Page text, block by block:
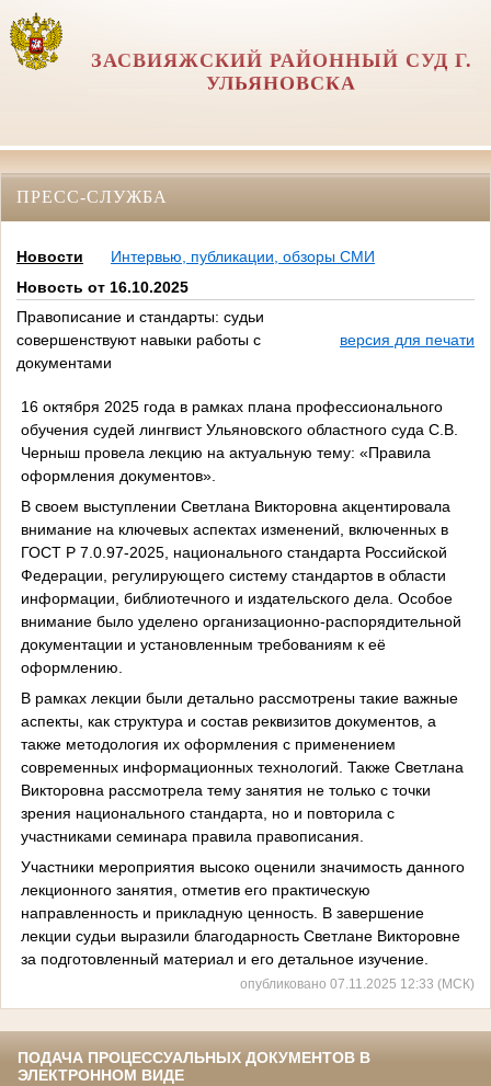
ЗАСВИЯЖСКИЙ РАЙОННЫЙ СУД Г.
УЛЬЯНОВСКА
ПРЕСС-СЛУЖБА
Новости
Интервью, публикации, обзоры СМИ
Новость от 16.10.2025
Правописание и стандарты: судьи
совершенствуют навыки работы с
документами
версия для печати
16 октября 2025 года в рамках плана профессионального
обучения судей лингвист Ульяновского областного суда С.В.
Черныш провела лекцию на актуальную тему: «Правила
оформления документов».
В своем выступлении Светлана Викторовна акцентировала
внимание на ключевых аспектах изменений, включенных в
ГОСТ Р 7.0.97-2025, национального стандарта Российской
Федерации, регулирующего систему стандартов в области
информации, библиотечного и издательского дела. Особое
внимание было уделено организационно-распорядительной
документации и установленным требованиям к её
оформлению.
В рамках лекции были детально рассмотрены такие важные
аспекты, как структура и состав реквизитов документов, а
также методология их оформления с применением
современных информационных технологий. Также Светлана
Викторовна рассмотрела тему занятия не только с точки
зрения национального стандарта, но и повторила с
участниками семинара правила правописания.
Участники мероприятия высоко оценили значимость данного
лекционного занятия, отметив его практическую
направленность и прикладную ценность. В завершение
лекции судьи выразили благодарность Светлане Викторовне
за подготовленный материал и его детальное изучение.
опубликовано 07.11.2025 12:33 (МСК)
ПОДАЧА ПРОЦЕССУАЛЬНЫХ ДОКУМЕНТОВ В
ЭЛЕКТРОННОМ ВИДЕ